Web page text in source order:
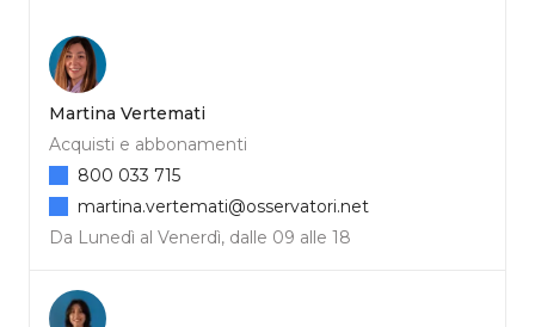
Martina Vertemati
Acquisti e abbonamenti
Da Lunedì al Venerdì, dalle 09 alle 18
800 033 715
martina.vertemati@osservatori.net